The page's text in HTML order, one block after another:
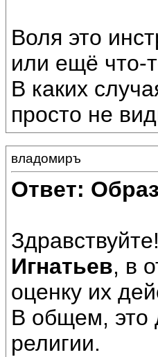
Воля это
или ещё что-
В каких
просто не
владомиръ
Ответ:
Здравствуйте!
Игнатьев, в
оценку их
В общем, это
религии.